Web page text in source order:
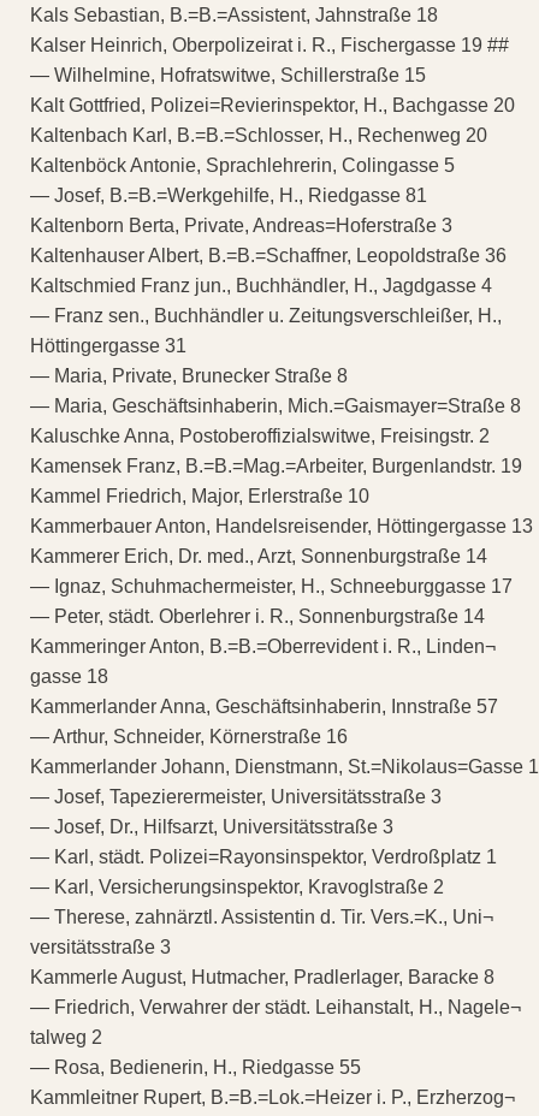
Kals Sebastian, B.=B.=Assistent, Jahnstraße 18
Kalser Heinrich, Oberpolizeirat i. R., Fischergasse 19 ##
— Wilhelmine, Hofratswitwe, Schillerstraße 15
Kalt Gottfried, Polizei=Revierinspektor, H., Bachgasse 20
Kaltenbach Karl, B.=B.=Schlosser, H., Rechenweg 20
Kaltenböck Antonie, Sprachlehrerin, Colingasse 5
— Josef, B.=B.=Werkgehilfe, H., Riedgasse 81
Kaltenborn Berta, Private, Andreas=Hoferstraße 3
Kaltenhauser Albert, B.=B.=Schaffner, Leopoldstraße 36
Kaltschmied Franz jun., Buchhändler, H., Jagdgasse 4
— Franz sen., Buchhändler u. Zeitungsverschleißer, H.,
Höttingergasse 31
— Maria, Private, Brunecker Straße 8
— Maria, Geschäftsinhaberin, Mich.=Gaismayer=Straße 8
Kaluschke Anna, Postoberoffizialswitwe, Freisingstr. 2
Kamensek Franz, B.=B.=Mag.=Arbeiter, Burgenlandstr. 19
Kammel Friedrich, Major, Erlerstraße 10
Kammerbauer Anton, Handelsreisender, Höttingergasse 13
Kammerer Erich, Dr. med., Arzt, Sonnenburgstraße 14
— Ignaz, Schuhmachermeister, H., Schneeburggasse 17
— Peter, städt. Oberlehrer i. R., Sonnenburgstraße 14
Kammeringer Anton, B.=B.=Oberrevident i. R., Linden¬
gasse 18
Kammerlander Anna, Geschäftsinhaberin, Innstraße 57
— Arthur, Schneider, Körnerstraße 16
Kammerlander Johann, Dienstmann, St.=Nikolaus=Gasse 1
— Josef, Tapezierermeister, Universitätsstraße 3
— Josef, Dr., Hilfsarzt, Universitätsstraße 3
— Karl, städt. Polizei=Rayonsinspektor, Verdroßplatz 1
— Karl, Versicherungsinspektor, Kravoglstraße 2
— Therese, zahnärztl. Assistentin d. Tir. Vers.=K., Uni¬
versitätsstraße 3
Kammerle August, Hutmacher, Pradlerlager, Baracke 8
— Friedrich, Verwahrer der städt. Leihanstalt, H., Nagele¬
talweg 2
— Rosa, Bedienerin, H., Riedgasse 55
Kammleitner Rupert, B.=B.=Lok.=Heizer i. P., Erzherzog¬